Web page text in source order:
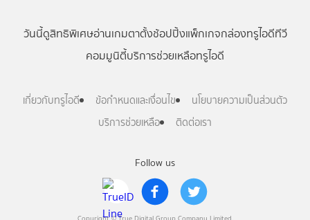
Follow us
วันนี้ดูสิทธิพิเศษอ่านเกมตาตั้งช้อปปิ้งแพ็กเกจกล่องทรูไอดีทีวี
คอมมูนิตี้บริการช่วยเหลือทรูไอดี
เกี่ยวกับทรูไอดี ข้อกำหนดและเงื่อนไข
นโยบายความเป็นส่วนตัว
บริการช่วยเหลือ
ติดต่อเรา